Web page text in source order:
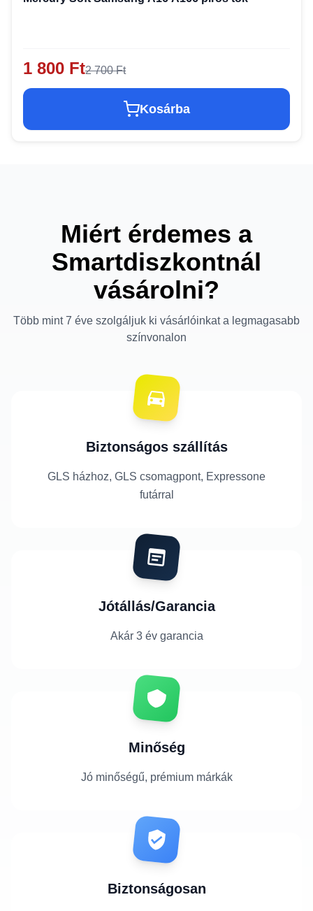
1 800 Ft2 700 Ft
Kosárba
Miért érdemes a
Smartdiszkontnál
vásárolni?
Több mint 7 éve szolgáljuk ki vásárlóinkat a legmagasabb
színvonalon
Biztonságos szállítás
GLS házhoz, GLS csomagpont, Expressone
futárral
Jótállás/Garancia
Akár 3 év garancia
Minőség
Jó minőségű, prémium márkák
Biztonságosan